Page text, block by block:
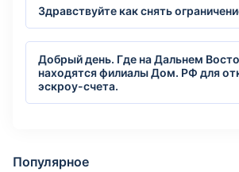
Здравствуйте как снять
Добрый день. Где на Дальнем
находятся филиалы Дом. РФ для
эскроу-счета.
Популярное